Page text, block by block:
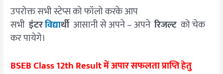
उपरोक्त सभी स्टेप्स को फॉलो करके आप
सभी इंटरविद्यार्थी आसानी से अपने – अपनेरिजल्ट को चेक
कर पायेगे।
BSEB Class 12th Result में अपार सफलता प्राप्ति हेतु